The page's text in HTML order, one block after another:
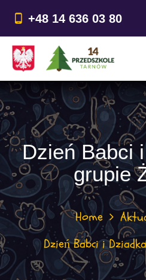
treści
+48 14 636 03 80
Dzień Babci
grupie
Home
Dzień Babci i